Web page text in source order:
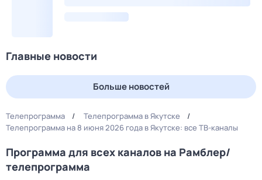
Главные новости
Больше новостей
Телепрограмма
Телепрограмма в Якутске
Телепрограмма на 8 июня 2026 года в Якутске: все ТВ-каналы
Программа для всех каналов на Рамблер/
телепрограмма